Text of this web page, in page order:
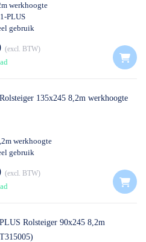
werkhoogte
PLUS
gebruik
excl. BTW
135x245 8,2m werkhoogte
werkhoogte
gebruik
excl. BTW
Rolsteiger 90x245 8,2m